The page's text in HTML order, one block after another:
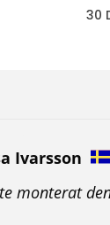
30
Ivarsson
monterat